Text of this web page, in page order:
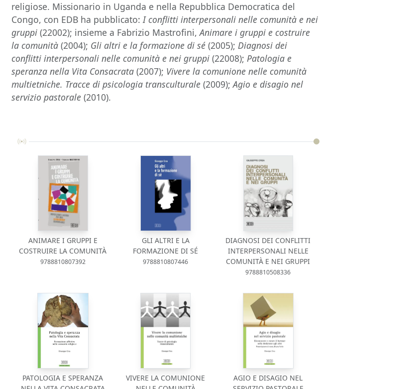
religiose. Missionario in Uganda e nella Repubblica Democratica del
Congo, con EDB ha pubblicato:I conflitti interpersonali nelle comunità e nei
gruppi (22002); insieme a Fabrizio Mastrofini,Animare i gruppi e costruire
la comunità (2004); Gli altri e la formazione di sé (2005);Diagnosi dei
conflitti interpersonali nelle comunità e nei gruppi (22008);Patologia e
speranza nella Vita Consacrata (2007); Vivere la comunione nelle comunità
multietniche. Tracce di psicologia transculturale(2009);Agio e disagio nel
servizio pastorale (2010).
ANIMARE I GRUPPI E
COSTRUIRE LA COMUNITÀ
9788810807392
GLI ALTRI E LA
FORMAZIONE DI SÉ
9788810807446
DIAGNOSI DEI CONFLITTI
INTERPERSONALI NELLE
COMUNITÀ E NEI GRUPPI
9788810508336
PATOLOGIA E SPERANZA
VIVERE LA COMUNIONE
AGIO E DISAGIO NEL